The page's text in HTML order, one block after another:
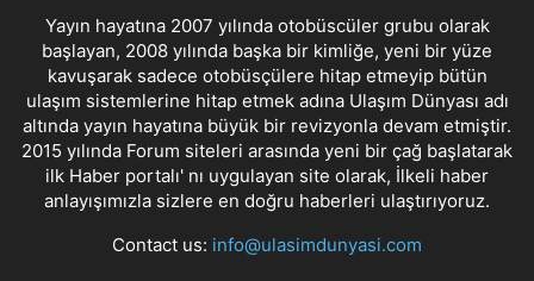
Yayın hayatına 2007 yılında otobüscüler grubu olarak
başlayan, 2008 yılında başka bir kimliğe, yeni bir yüze
kavuşarak sadece otobüsçülere hitap etmeyip bütün
ulaşım sistemlerine hitap etmek adına Ulaşım Dünyası adı
altında yayın hayatına büyük bir revizyonla devam etmiştir.
2015 yılında Forum siteleri arasında yeni bir çağ başlatarak
ilk Haber portalı' nı uygulayan site olarak, İlkeli haber
anlayışımızla sizlere en doğru haberleri ulaştırıyoruz.
Contact us: info@ulasimdunyasi.com